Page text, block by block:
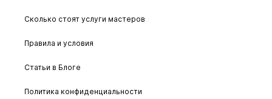
Сколько стоят услуги мастеров
Правила и условия
Статьи в Блоге
Политика конфиденциальности